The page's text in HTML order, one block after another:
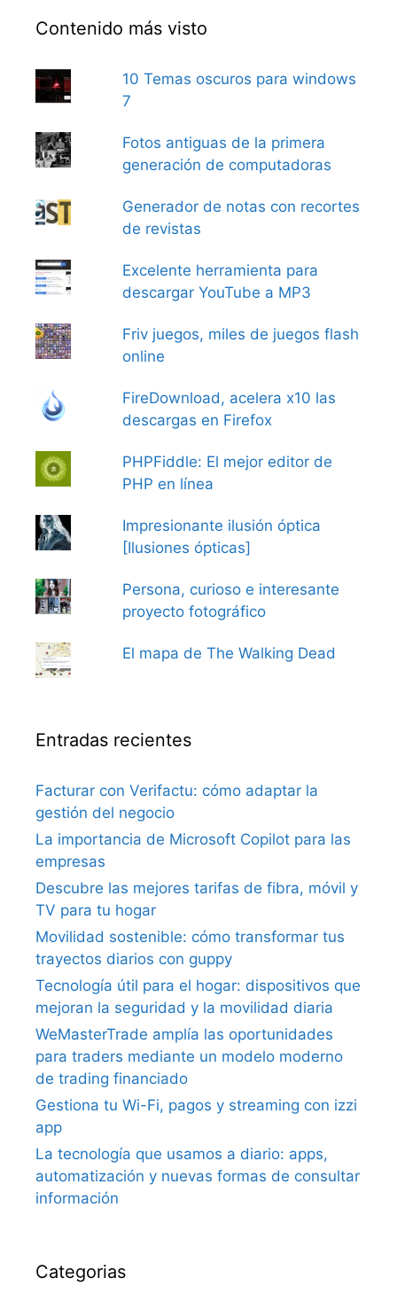
Contenido más visto
10 Temas oscuros para windows
7
Fotos antiguas de la primera
generación de computadoras
Generador de notas con recortes
de revistas
Excelente herramienta para
descargar YouTube a MP3
Friv juegos, miles de juegos flash
online
FireDownload, acelera x10 las
descargas en Firefox
PHPFiddle: El mejor editor de
PHP en línea
Impresionante ilusión óptica
[Ilusiones ópticas]
Persona, curioso e interesante
proyecto fotográfico
El mapa de The Walking Dead
Entradas recientes
Facturar con Verifactu: cómo adaptar la
gestión del negocio
La importancia de Microsoft Copilot para las
empresas
Descubre las mejores tarifas de fibra, móvil y
TV para tu hogar
Movilidad sostenible: cómo transformar tus
trayectos diarios con guppy
Tecnología útil para el hogar: dispositivos que
mejoran la seguridad y la movilidad diaria
WeMasterTrade amplía las oportunidades
para traders mediante un modelo moderno
de trading financiado
Gestiona tu Wi-Fi, pagos y streaming con izzi
app
La tecnología que usamos a diario: apps,
automatización y nuevas formas de consultar
información
Categorias